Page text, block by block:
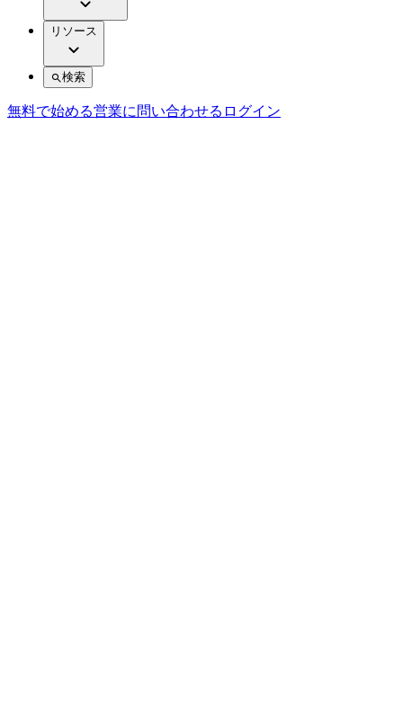
リソース
検索
無料で始める営業に問い合わせる ログイン